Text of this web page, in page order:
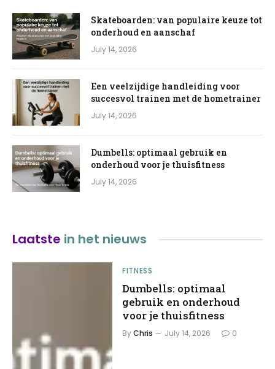
Skateboarden: van populaire keuze tot
onderhoud en aanschaf
July 14, 2026
Een veelzijdige handleiding voor
succesvol trainen met de hometrainer
July 14, 2026
Dumbells: optimaal gebruik en
onderhoud voor je thuisfitness
July 14, 2026
Laatste in het nieuws
FITNESS
Dumbells: optimaal
gebruik en onderhoud
voor je thuisfitness
ByChris July 14, 2026 0